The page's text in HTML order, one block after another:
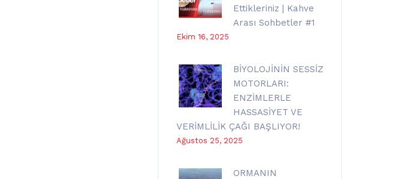
Ettikleriniz | Kahve
Arası Sohbetler #1
Ekim 16, 2025
BİYOLOJİNİN SESSİZ
MOTORLARI:
ENZİMLERLE
HASSASİYET VE
VERİMLİLİK ÇAĞI BAŞLIYOR!
Ağustos 25, 2025
ORMANIN